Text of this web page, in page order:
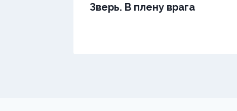
Зверь. В плену врага